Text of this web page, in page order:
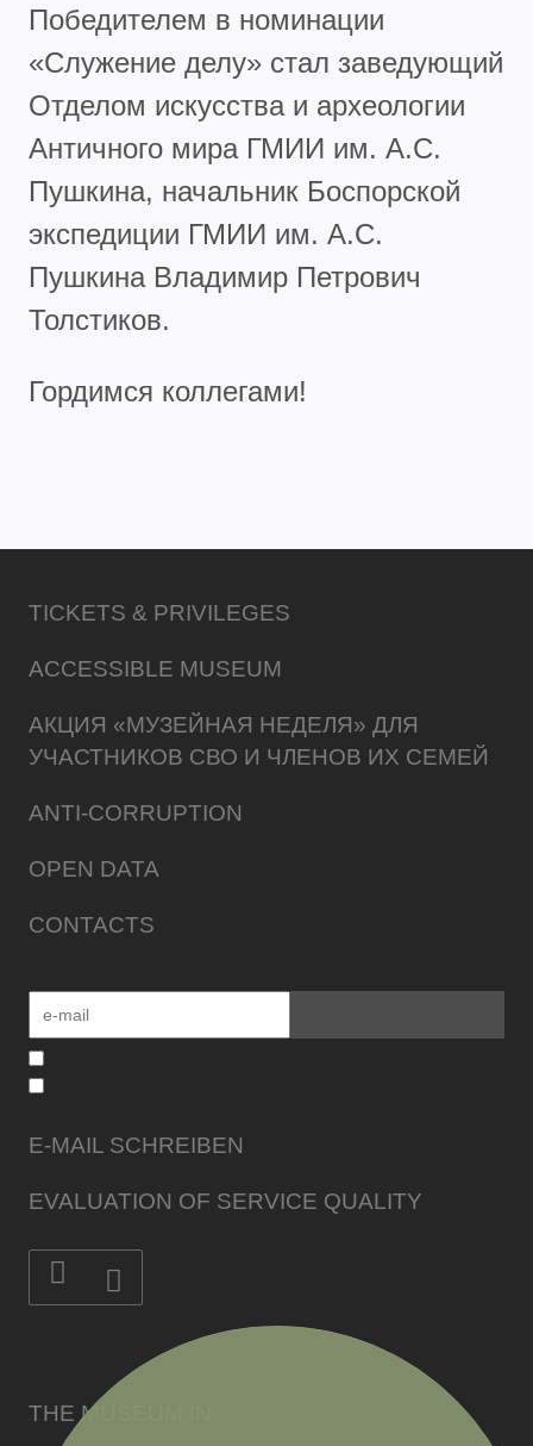
Победителем в номинации
«Служение делу» стал заведующий
Отделом искусства и археологии
Античного мира ГМИИ им. А.С.
Пушкина, начальник Боспорской
экспедиции ГМИИ им. А.С.
Пушкина Владимир Петрович
Толстиков.
Гордимся коллегами!
TICKETS & PRIVILEGES
ACCESSIBLE MUSEUM
АКЦИЯ «МУЗЕЙНАЯ НЕДЕЛЯ» ДЛЯ
УЧАСТНИКОВ СВО И ЧЛЕНОВ ИХ СЕМЕЙ
ANTI-CORRUPTION
OPEN DATA
CONTACTS
THE MUSEUM IN
E-MAIL SCHREIBEN
EVALUATION OF SERVICE QUALITY